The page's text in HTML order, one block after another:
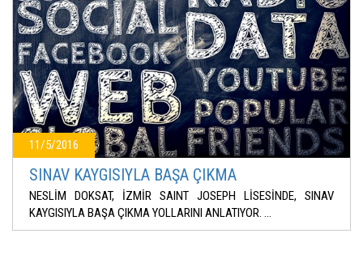
11/5/2016
SINAV KAYGISIYLA BAŞA ÇIKMA
NESLİM DOKSAT, İZMİR SAINT JOSEPH LİSESİNDE, SINAV
KAYGISIYLA BAŞA ÇIKMA YOLLARINI ANLATIYOR. ...